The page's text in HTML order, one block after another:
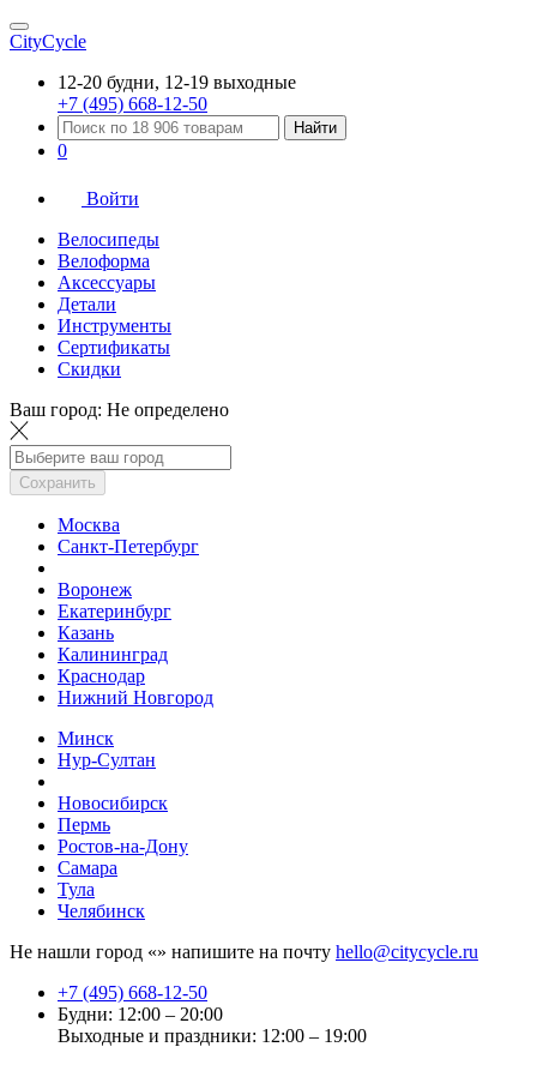
CityCycle
12-20 будни, 12-19 выходные
+7 (495) 668-12-50
Найти
0
Войти
Велосипеды
Велоформа
Аксессуары
Детали
Инструменты
Сертификаты
Скидки
Ваш город: Не определено
Сохранить
Москва
Санкт-Петербург
Воронеж
Екатеринбург
Казань
Калининград
Краснодар
Нижний Новгород
Минск
Нур-Султан
Новосибирск
Пермь
Ростов-на-Дону
Самара
Тула
Челябинск
Не нашли город «» напишите на почту hello@citycycle.ru
+7 (495) 668-12-50
Будни: 12:00 – 20:00
Выходные и праздники: 12:00 – 19:00